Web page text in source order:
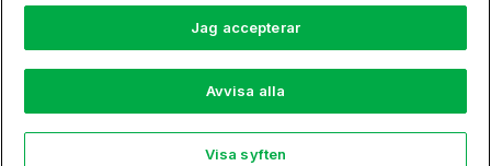
Läs mer om Coops Partnererbjudande:
www.coop.se/medlem/partnererbjudande
Jag accepterar
Avvisa alla
Visa syften